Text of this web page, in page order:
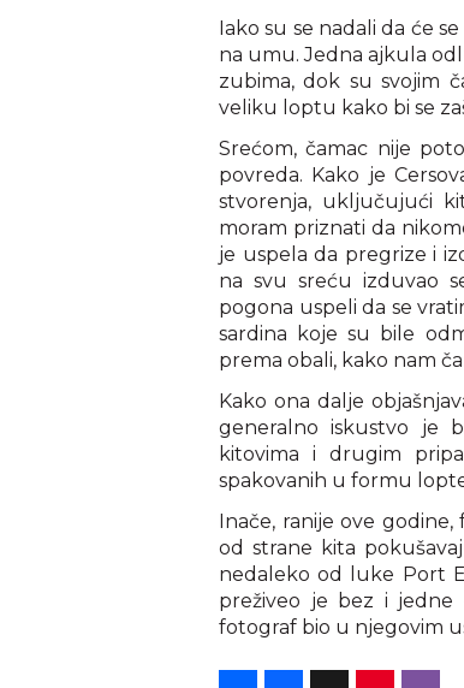
Iako su se nadali da će
na umu. Jedna ajkula
zubima, dok su svojim
veliku loptu kako bi se
Srećom, čamac nije
povreda. Kako je
stvorenja, uključujući
moram priznati da
je uspela da pregrize i
na svu sreću izduvao
pogona uspeli da se
sardina koje su bile
prema obali, kako nam
Kako ona dalje
generalno iskustvo je
kitovima i drugim
spakovanih u formu
Inače, ranije ove
od strane kita
nedaleko od luke Port
preživeo je bez i
fotograf bio u njegovim